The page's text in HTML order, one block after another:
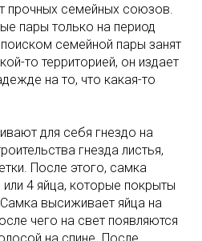
прочных семейных союзов.
пары только на период
семейной пары занят
то территорией, он издает
на то, что какая-то
для себя гнездо на
гнезда листья,
После этого, самка
4 яйца, которые покрыты
высиживает яйца на
чего на свет появляются